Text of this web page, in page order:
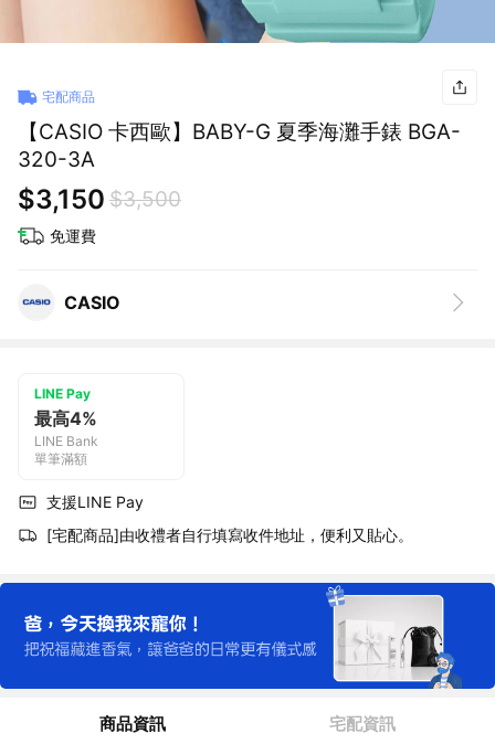
宅配商品
【CASIO 卡西歐】BABY-G 夏季海灘手錶 BGA-
320-3A
$3,150 $3,500
免運費
CASIO
LINE Pay
最高4%
LINE Bank
單筆滿額
支援LINE Pay
[宅配商品]由收禮者自行填寫收件地址，便利又貼心。
商品資訊 宅配資訊